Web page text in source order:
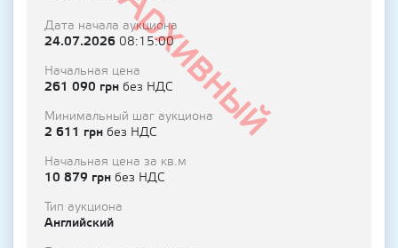
Архивный
Дата начала аукциона
24.07.2026 08:15:00
Начальная цена
261 090 грн без НДС
Минимальный шаг аукциона
2 611 грн без НДС
Начальная цена за кв.м
10 879 грн без НДС
Тип аукциона
Английский